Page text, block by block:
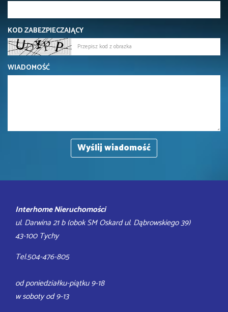
KOD ZABEZPIECZAJĄCY
WIADOMOŚĆ
Interhome Nieruchomości
ul. Darwina 21 b (obok SM Oskard ul. Dąbrowskiego 39)
43-100 Tychy
Tel.504-476-805
od poniedziałku-piątku 9-18
w soboty od 9-13